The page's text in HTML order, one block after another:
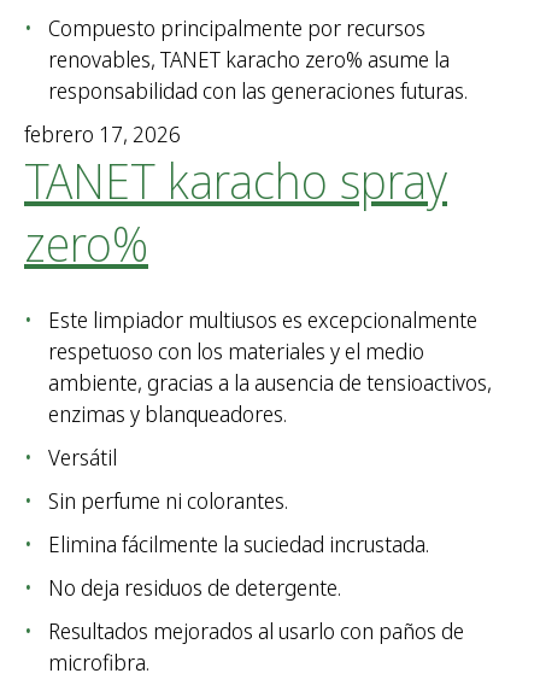
Compuesto principalmente por recursos
renovables, TANET karacho zero% asume la
responsabilidad con las generaciones futuras.
febrero 17, 2026
TANET karacho spray
zero%
Este limpiador multiusos es excepcionalmente
respetuoso con los materiales y el medio
ambiente, gracias a la ausencia de tensioactivos,
enzimas y blanqueadores.
Versátil
Sin perfume ni colorantes.
Elimina fácilmente la suciedad incrustada.
No deja residuos de detergente.
Resultados mejorados al usarlo con paños de
microfibra.